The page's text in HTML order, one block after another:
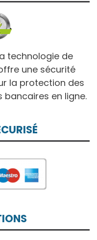
technologie de
une sécurité
la protection des
bancaires en ligne.